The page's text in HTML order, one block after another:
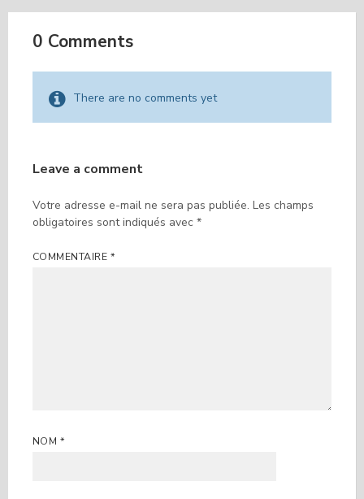
0 Comments
There are no comments yet
Leave a comment
Votre adresse e-mail ne sera pas publiée. Les champs
obligatoires sont indiqués avec *
COMMENTAIRE *
NOM *